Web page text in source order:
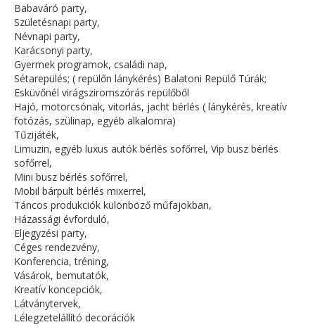
Babaváró party,
Születésnapi party,
Névnapi party,
Karácsonyi party,
Gyermek programok, családi nap,
Sétarepülés; ( repülőn lánykérés) Balatoni Repülő Túrák;
Esküvőnél virágsziromszórás repülőből
Hajó, motorcsónak, vitorlás, jacht bérlés ( lánykérés, kreatív
fotózás, szülinap, egyéb alkalomra)
Tűzijáték,
Limuzin, egyéb luxus autók bérlés sofőrrel, Vip busz bérlés
sofőrrel,
Mini busz bérlés sofőrrel,
Mobil bárpult bérlés mixerrel,
Táncos produkciók különböző műfajokban,
Házassági évforduló,
Eljegyzési party,
Céges rendezvény,
Konferencia, tréning,
Vásárok, bemutatók,
Kreatív koncepciók,
Látványtervek,
Lélegzetelállító decorációk